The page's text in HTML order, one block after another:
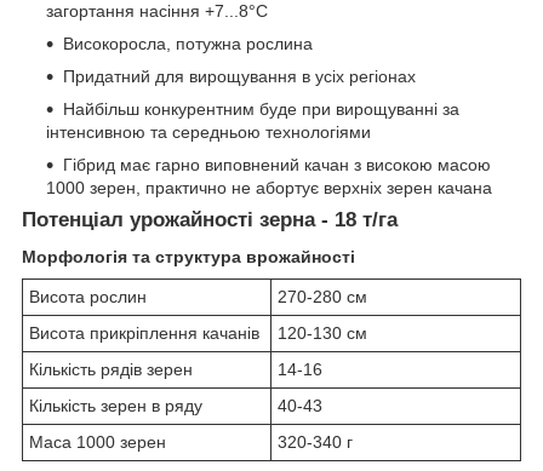
загортання насіння +7...8°С
Високоросла, потужна рослина
Придатний для вирощування в усіх регіонах
Найбільш конкурентним буде при вирощуванні за
інтенсивною та середньою технологіями
Гібрид має гарно виповнений качан з високою масою
1000 зерен, практично не абортує верхніх зерен качана
Потенціал урожайності зерна - 18 т/га
Морфологія та структура врожайності
Висота рослин
270-280 см
Висота прикріплення качанів
120-130 см
Кількість рядів зерен
14-16
Кількість зерен в ряду
40-43
Маса 1000 зерен
320-340 г